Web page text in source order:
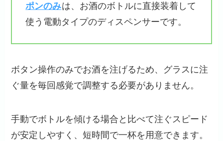
ポンのみは、お酒のボトルに直接装着して
使う電動タイプのディスペンサーです。
ボタン操作のみでお酒を注げるため、グラスに注
ぐ量を毎回感覚で調整する必要がありません。
手動でボトルを傾ける場合と比べて注ぐスピード
が安定しやすく、短時間で一杯を用意できます。